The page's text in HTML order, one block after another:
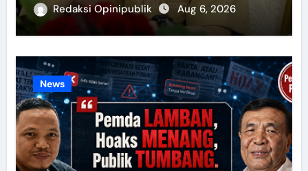
Redaksi Opinipublik Aug 6, 2026
News